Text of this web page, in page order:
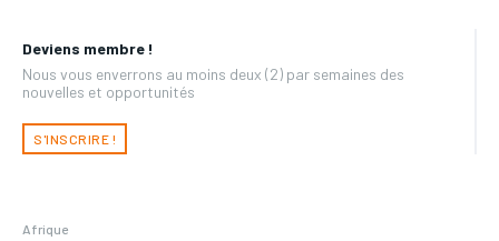
Deviens membre !
Nous vous enverrons au moins deux (2) par semaines des
nouvelles et opportunités
S'INSCRIRE !
Afrique